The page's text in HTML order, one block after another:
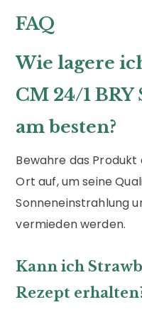
FAQ
Wie lagere
CM 24/1
am besten?
Bewahre das
Ort auf, um seine
Sonneneinstrahlung
vermieden werden.
Kann ich
Rezept